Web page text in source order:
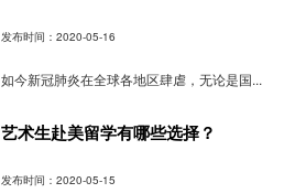
发布时间：2020-05-16
如今新冠肺炎在全球各地区肆虐，无论是国...
艺术生赴美留学有哪些选择？
发布时间：2020-05-15